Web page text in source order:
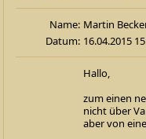
Name: Martin
Datum: 16.04.2015
Hallo,
zum einen
nicht über
aber von